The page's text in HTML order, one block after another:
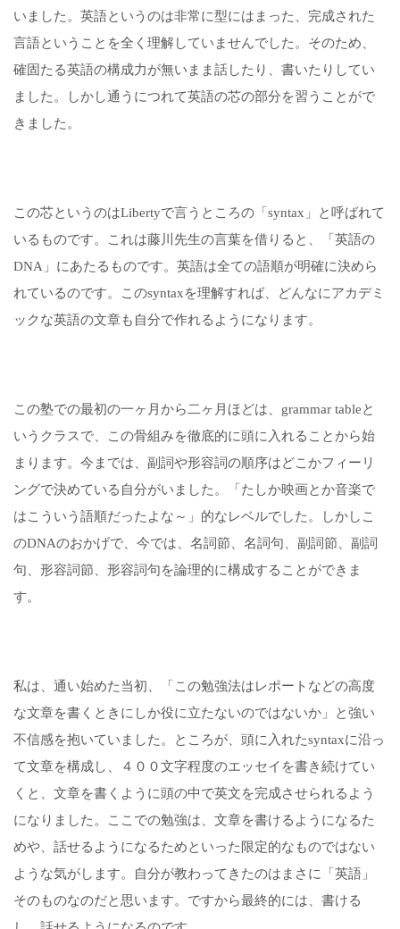
いました。英語というのは非常に型にはまった、完成された
言語ということを全く理解していませんでした。そのため、
確固たる英語の構成力が無いまま話したり、書いたりしてい
ました。しかし通うにつれて英語の芯の部分を習うことがで
きました。
この芯というのはLibertyで言うところの「 syntax 」と呼ばれて
いるものです。これは藤川先生の言葉を借りると、「英語の
DNA 」にあたるものです。英語は全ての語順が明確に決めら
れているのです。このsyntaxを理解すれば、どんなにアカデミ
ックな英語の文章も自分で作れるようになります。
この塾での最初の一ヶ月から二ヶ月ほどは、 grammar tableと
いうクラスで、この骨組みを徹底的に頭に入れることから始
まります。今までは、副詞や形容詞の順序はどこかフィーリ
ングで決めている自分がいました。「たしか映画とか音楽で
はこういう語順だったよな～」的なレベルでした。しかしこ
のDNAのおかげで、今では、名詞節、名詞句、副詞節、副詞
句、形容詞節、形容詞句を論理的に構成することができま
す。
私は、通い始めた当初、「この勉強法はレポートなどの高度
な文章を書くときにしか役に立たないのではないか」と強い
不信感を抱いていました。ところが、頭に入れたsyntaxに沿っ
て文章を構成し、４００文字程度のエッセイを書き続けてい
くと、文章を書くように頭の中で英文を完成させられるよう
になりました。ここでの勉強は、文章を書けるようになるた
めや、話せるようになるためといった限定的なものではない
ような気がします。自分が教わってきたのはまさに「英語」
そのものなのだと思います。ですから最終的には、書ける